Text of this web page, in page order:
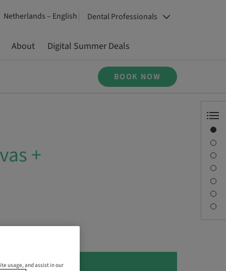
Netherlands – English Dental Professionals
About Digital Summer Deals
BOOK NOW
+
usage, and assist in our